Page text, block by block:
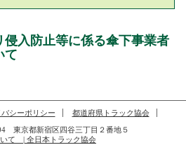
侵入防止等に係る傘下事業者
て
シーポリシー
都道府県トラック協会
東京都新宿区四谷三丁目２番地５
いて | 全日本トラック協会